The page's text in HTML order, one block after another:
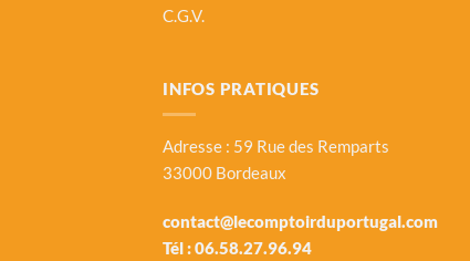
C.G.V.
INFOS PRATIQUES
Adresse : 59 Rue des Remparts
33000 Bordeaux
contact@lecomptoirduportugal.com
Tél :06.58.27.96.94